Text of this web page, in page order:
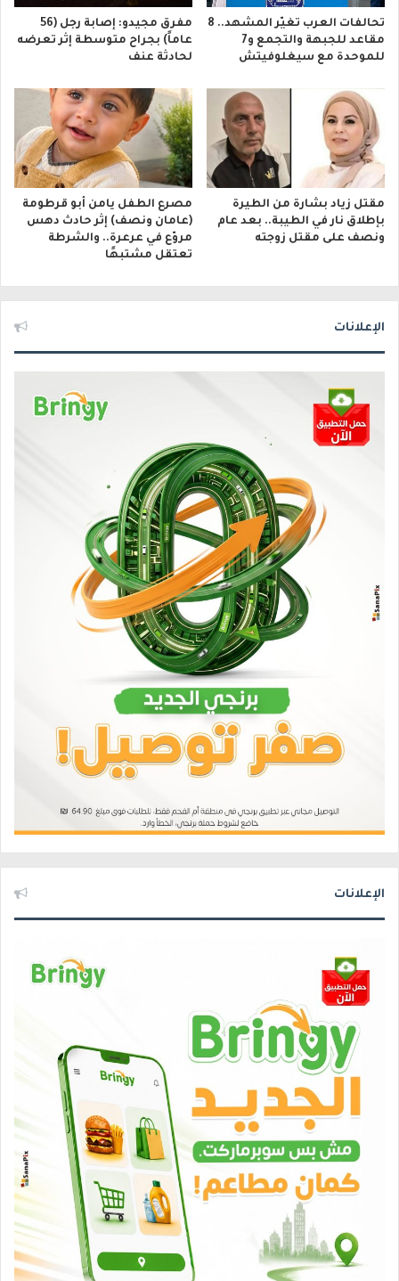
تحالفات العرب تغيّر المشهد.. 8
مقاعد للجبهة والتجمع و7
للموحدة مع سيغلوفيتش
مفرق مجيدو: إصابة رجل (56
عاماً) بجراح متوسطة إثر تعرضه
لحادثة عنف
مقتل زياد بشارة من الطيرة
بإطلاق نار في الطيبة.. بعد عام
ونصف على مقتل زوجته
مصرع الطفل يامن أبو قرطومة
(عامان ونصف) إثر حادث دهس
مروّع في عرعرة.. والشرطة
تعتقل مشتبهًا
الإعلانات
الإعلانات